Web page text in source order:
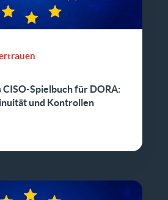
CISO-Spielbuch für DORA:
und Kontrollen